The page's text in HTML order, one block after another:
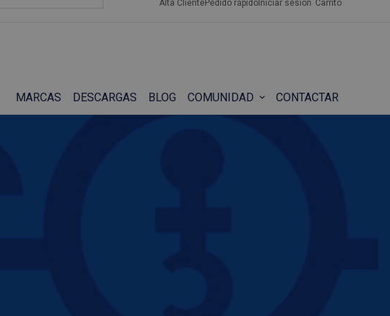
Alta ClientePedido rápido Iniciar sesión Carrito
MARCAS DESCARGAS BLOG COMUNIDAD CONTACTAR